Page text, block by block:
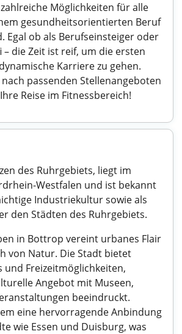
Möglichkeiten für alle
gesundheitsorientierten Beruf
Egal ob als Berufseinsteiger oder
die Zeit ist reif, um die ersten
Karriere zu gehen.
passenden Stellenangeboten
Reise im Fitnessbereich!
des Ruhrgebiets, liegt im
Westfalen und ist bekannt
Industriekultur sowie als
den Städten des Ruhrgebiets.
in Bottrop vereint urbanes Flair
von Natur. Die Stadt bietet
und Freizeitmöglichkeiten,
Angebot mit Museen,
beeindruckt.
eine hervorragende Anbindung
wie Essen und Duisburg, was